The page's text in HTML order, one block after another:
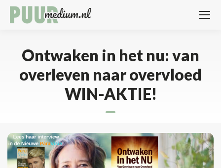
Ontwaken in het nu: van
overleven naar overvloed
WIN-AKTIE!